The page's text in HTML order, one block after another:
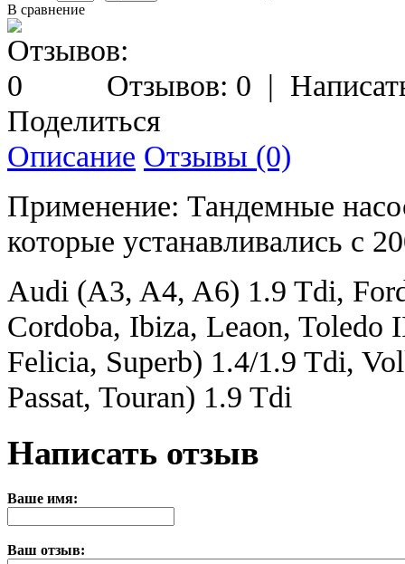
В сравнение
Отзывов: 0 |
Поделиться
Описание Отзывы (0)
Применение: Тандемные
которые устанавливались с
Audi (A3, A4, A6) 1.9 Tdi,
Cordoba, Ibiza, Leaon, Toledo
Felicia, Superb) 1.4/1.9 Tdi,
Passat, Touran) 1.9 Tdi
Написать отзыв
Ваше имя:
Ваш отзыв: